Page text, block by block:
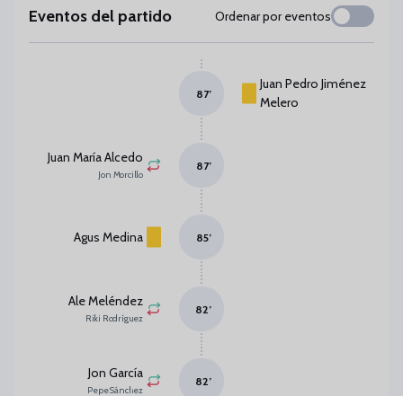
Eventos del partido Ordenar por eventos
Juan Pedro Jiménez
Melero
87’
Juan María Alcedo
Jon Morcillo
87’
Agus Medina 85’
Ale Meléndez
Riki Rodríguez
82’
Jon García
Pepe Sánchez
82’